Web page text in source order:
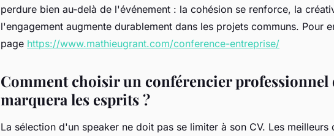
perdure bien au-delà de l'événement : la cohésion se renforce, la
l'engagement augmente durablement dans les projets communs. Pour
page https://www.mathieugrant.com/conference-entreprise/
Comment choisir un conférencier professionnel
marquera les esprits ?
La sélection d'un speaker ne doit pas se limiter à son CV. Les meilleurs